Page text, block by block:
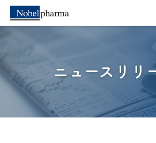
ニュースリリ